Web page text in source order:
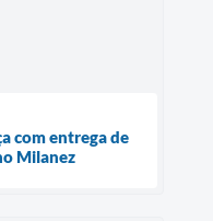
com entrega de
Milanez